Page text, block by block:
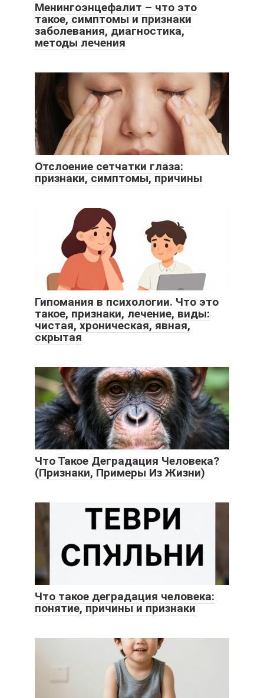
Менингоэнцефалит – что это
такое, симптомы и признаки
заболевания, диагностика,
методы лечения
Отслоение сетчатки глаза:
признаки, симптомы, причины
Гипомания в психологии. Что это
такое, признаки, лечение, виды:
чистая, хроническая, явная,
скрытая
Что Такое Деградация Человека?
(Признаки, Примеры Из Жизни)
Что такое деградация человека:
понятие, причины и признаки